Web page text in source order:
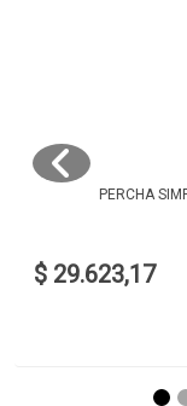
PERCHA
$ 29.623,17